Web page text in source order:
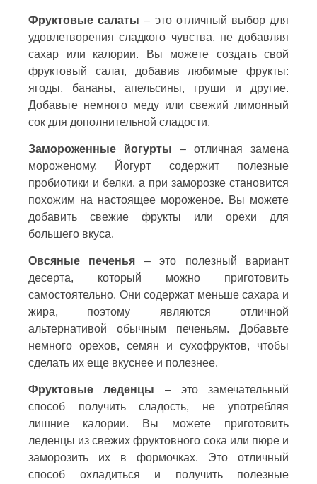
Фруктовые салаты – это отличный выбор для
удовлетворения сладкого чувства, не добавляя
сахар или калории. Вы можете создать свой
фруктовый салат, добавив любимые фрукты:
ягоды, бананы, апельсины, груши и другие.
Добавьте немного меду или свежий лимонный
сок для дополнительной сладости.
Замороженные йогурты – отличная замена
мороженому. Йогурт содержит полезные
пробиотики и белки, а при заморозке становится
похожим на настоящее мороженое. Вы можете
добавить свежие фрукты или орехи для
большего вкуса.
Овсяные печенья – это полезный вариант
десерта, который можно приготовить
самостоятельно. Они содержат меньше сахара и
жира, поэтому являются отличной
альтернативой обычным печеньям. Добавьте
немного орехов, семян и сухофруктов, чтобы
сделать их еще вкуснее и полезнее.
Фруктовые леденцы – это замечательный
способ получить сладость, не употребляя
лишние калории. Вы можете приготовить
леденцы из свежих фруктовного сока или пюре и
заморозить их в формочках. Это отличный
способ охладиться и получить полезные